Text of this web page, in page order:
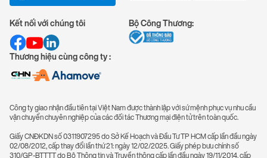
Kết nối với chúng tôi
Thương hiệu cùng công ty :
Bộ Công Thương:
Công ty giao nhận đầu tiên tại Việt Nam được thành lập với sứ mệnh phục vụ nhu cầu
vận chuyển chuyên nghiệp của các đối tác Thương mại điện tử trên toàn quốc.
Giấy CNĐKDN số 0311907295 do Sở Kế Hoạch và Đầu Tư TP HCM cấp lần đầu ngày
02/08/2012, cấp thay đổi lần thứ 21: ngày 12/02/2025. Giấy phép bưu chính số
310/GP-BTTTT do Bộ Thông tin và Truyền thông cấp lần đầu ngày 19/11/2014, cấp